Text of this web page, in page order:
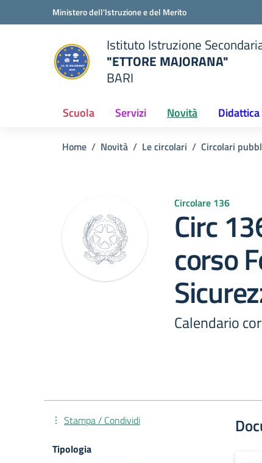
Vai ai contenuti
Vai al menu di navigazioneMinistero dell'Istruzione e del Merito
scuola
Istituto Istruzione
"ETTORE MAJORANA"
BARI
Scuola Servizi Novità Didattica
Home Novità Le circolari Circolari
Circolare 136
Circ
corso
Calendario
Stampa / Condividi
Tipologia